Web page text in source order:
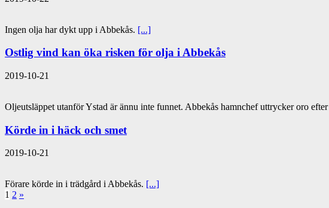
Ingen olja har dykt upp i Abbekås. [...]
Ostlig vind kan öka risken för olja i Abbekås
2019-10-21
Oljeutsläppet utanför Ystad är ännu inte funnet. Abbekås hamnchef uttrycker oro
Körde in i häck och smet
2019-10-21
Förare körde in i trädgård i Abbekås. [...]
1 2 »